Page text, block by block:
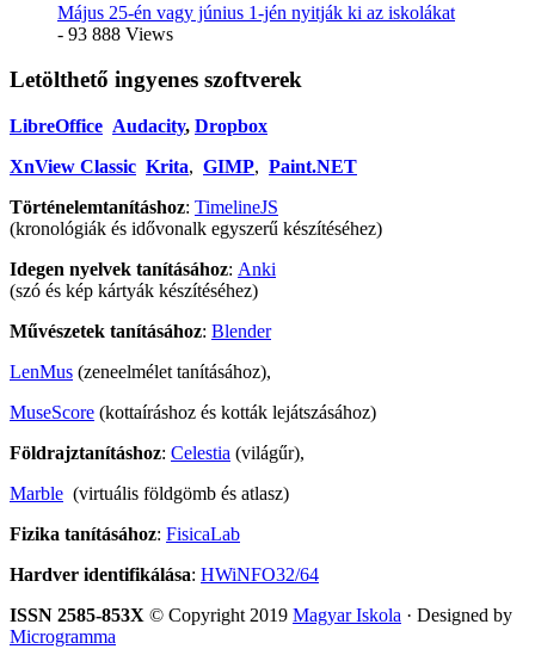
Május 25-én vagy június 1-jén nyitják ki az iskolákat
- 93 888 Views
Letölthető ingyenes szoftverek
LibreOffice Audacity, Dropbox
XnView Classic Krita, GIMP, Paint.NET
Történelemtanításhoz: TimelineJS
(kronológiák és idővonalk egyszerű készítéséhez)
Idegen nyelvek tanításához: Anki
(szó és kép kártyák készítéséhez)
Művészetek tanításához: Blender
LenMus (zeneelmélet tanításához),
MuseScore (kottaíráshoz és kották lejátszásához)
Földrajztanításhoz: Celestia (világűr),
Marble (virtuális földgömb és atlasz)
Fizika tanításához: FisicaLab
Hardver identifikálása: HWiNFO32/64
ISSN 2585-853X © Copyright 2019 Magyar Iskola · Designed by
Microgramma